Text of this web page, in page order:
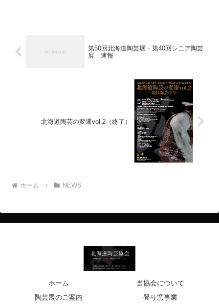
第50回北海道陶芸展・第40回シニア陶芸
展 速報
北海道陶芸の変遷vol.2（終了）
ホーム NEWS
ホーム
当協会について
陶芸展のご案内
登り窯事業